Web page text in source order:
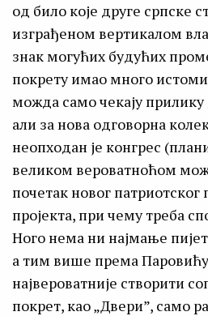
од било које друге српске
изграђеном вертикалом
знак могућих будућих
покрету имао много
можда само чекају прилику
али за нова одговорна
неопходан је конгрес
великом вероватноћом
почетак новог патриотског
пројекта, при чему треба
Ного нема ни најмање
а тим више према
највероватније створити
покрет, као „Двери”, само